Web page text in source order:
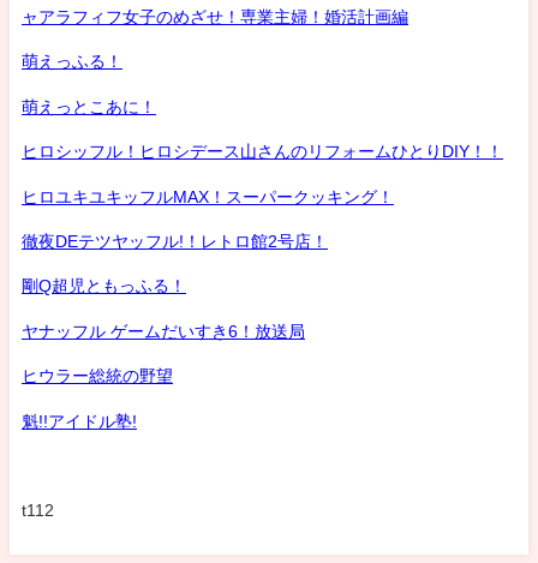
ャアラフィフ女子のめざせ！専業主婦！婚活計画編
萌えっふる！
萌えっとこあに！
ヒロシッフル！ヒロシデース山さんのリフォームひとりDIY！！
ヒロユキユキッフルMAX！スーパークッキング！
徹夜DEテツヤッフル!！レトロ館2号店！
剛Q超児ともっふる！
ヤナッフル ゲームだいすき6！放送局
ヒウラー総統の野望
魁!!アイドル塾!
t112